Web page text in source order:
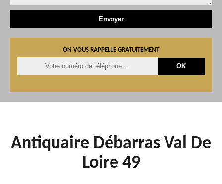
ON VOUS RAPPELLE GRATUITEMENT
Antiquaire Débarras Val De
Loire 49